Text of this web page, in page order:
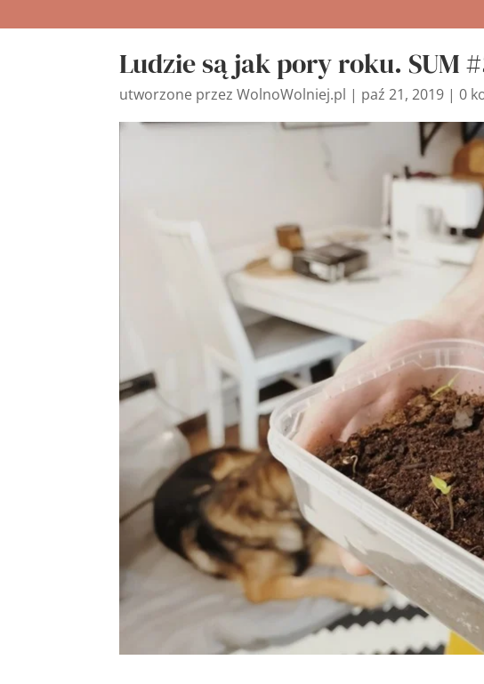
Ludzie są jak pory roku. SUM
utworzone przezWolnoWolniej.pl | paź 21, 2019 |0